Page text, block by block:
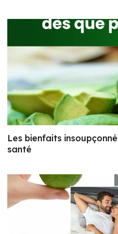
Les bienfaits
santé